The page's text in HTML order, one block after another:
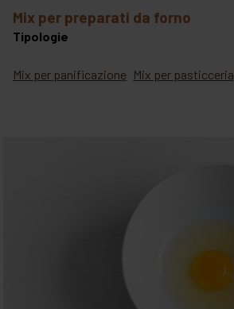
mix per preparati da forno
Tipologie
Mix per panificazione Mix per pasticceria